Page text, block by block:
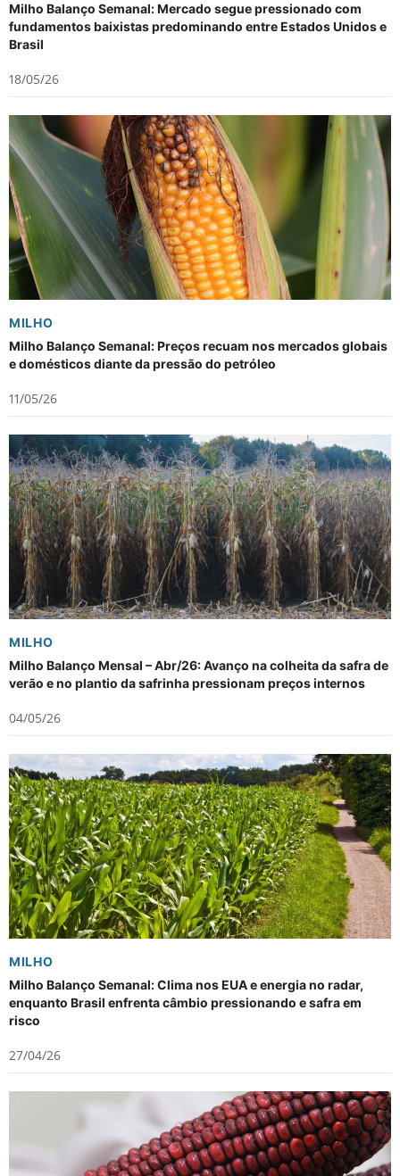
Milho Balanço Semanal: Mercado segue pressionado com
fundamentos baixistas predominando entre Estados Unidos e
Brasil
18/05/26
MILHO
Milho Balanço Semanal: Preços recuam nos mercados globais
e domésticos diante da pressão do petróleo
11/05/26
MILHO
Milho Balanço Mensal – Abr/26: Avanço na colheita da safra de
verão e no plantio da safrinha pressionam preços internos
04/05/26
MILHO
Milho Balanço Semanal: Clima nos EUA e energia no radar,
enquanto Brasil enfrenta câmbio pressionando e safra em
risco
27/04/26